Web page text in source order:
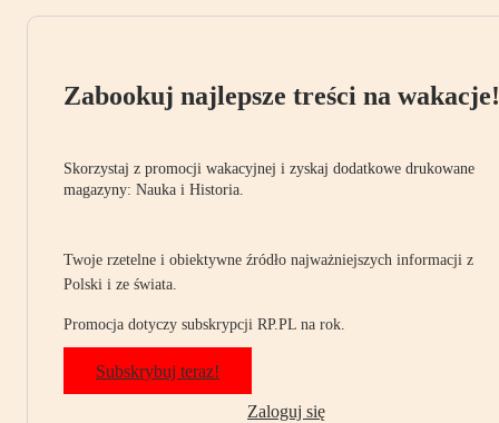
Zabookuj najlepsze treści na wakacje!
Skorzystaj z promocji wakacyjnej i zyskaj dodatkowe drukowane
magazyny: Nauka i Historia.
Twoje rzetelne i obiektywne źródło najważniejszych informacji z
Polski i ze świata.
Promocja dotyczy subskrypcji RP.PL na rok.
Subskrybuj teraz!
Zaloguj się